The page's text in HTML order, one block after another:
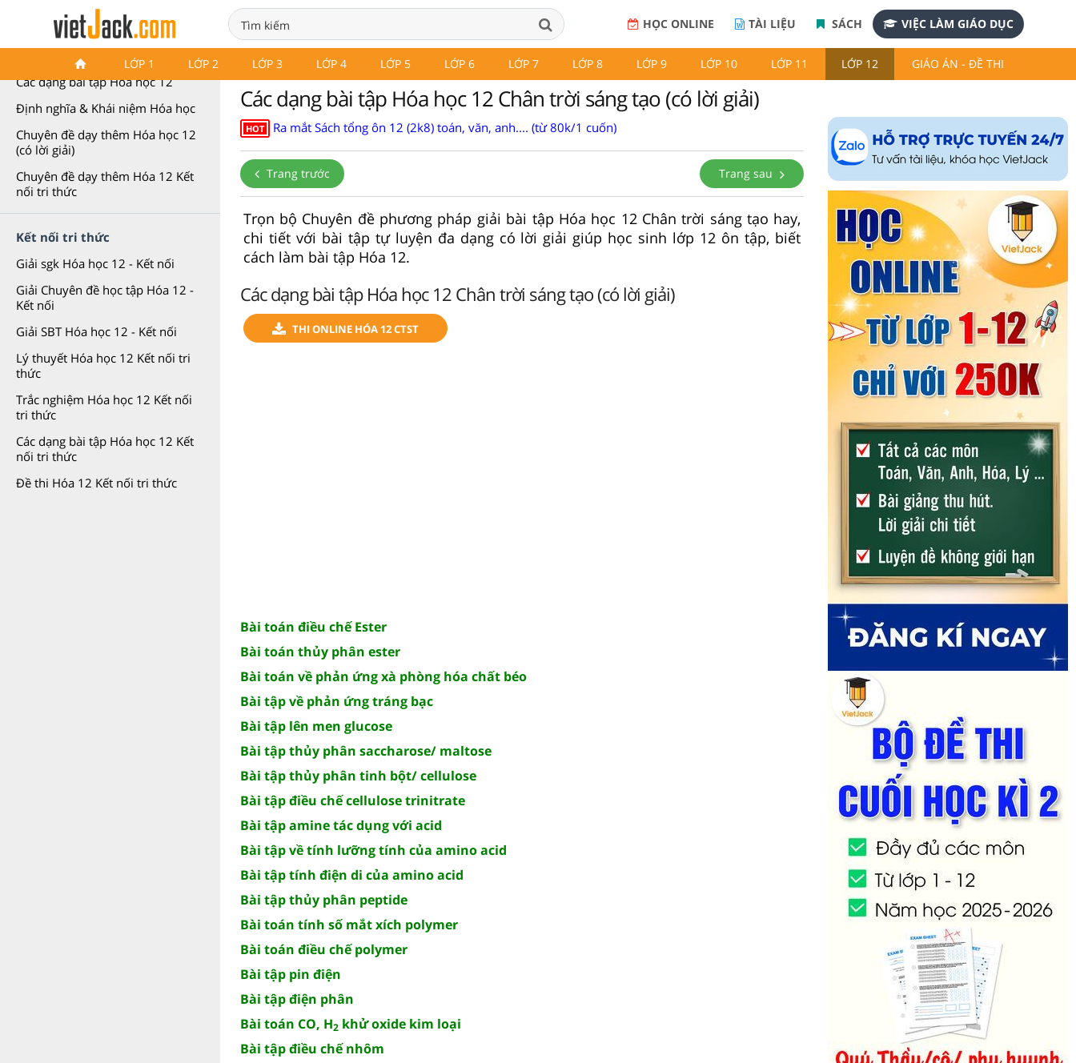
HỌC ONLINE TÀI LIỆU SÁCH VIỆC LÀM GIÁO DỤC
LỚP 1 LỚP 2 LỚP 3 LỚP 4 LỚP 5 LỚP 6 LỚP 7 LỚP 8 LỚP 9 LỚP 10 LỚP 11 LỚP 12 GIÁO ÁN - ĐỀ THI
Chuyên đề Hóa học 12
Các dạng bài tập Hóa học 12
Định nghĩa & Khái niệm Hóa học
Chuyên đề dạy thêm Hóa học 12
(có lời giải)
Chuyên đề dạy thêm Hóa 12 Kết
nối tri thức
Kết nối tri thức
Giải sgk Hóa học 12 - Kết nối
Giải Chuyên đề học tập Hóa 12 -
Kết nối
Giải SBT Hóa học 12 - Kết nối
Lý thuyết Hóa học 12 Kết nối tri
thức
Trắc nghiệm Hóa học 12 Kết nối
tri thức
Các dạng bài tập Hóa học 12 Kết
nối tri thức
Đề thi Hóa 12 Kết nối tri thức
Các dạng bài tập Hóa học 12 Chân trời sáng tạo (có lời giải)
HOT Ra mắt Sách tổng ôn 12 (2k8) toán, văn, anh.... (từ 80k/1 cuốn)
Trang trước Trang sau
Trọn bộ Chuyên đề phương pháp giải bài tập Hóa học 12 Chân trời sáng tạo hay,
chi tiết với bài tập tự luyện đa dạng có lời giải giúp học sinh lớp 12 ôn tập, biết
cách làm bài tập Hóa 12.
Các dạng bài tập Hóa học 12 Chân trời sáng tạo (có lời giải)
THI ONLINE HÓA 12 CTST
Bài toán điều chế Ester
Bài toán thủy phân ester
Bài toán về phản ứng xà phòng hóa chất béo
Bài tập về phản ứng tráng bạc
Bài tập lên men glucose
Bài tập thủy phân saccharose/ maltose
Bài tập thủy phân tinh bột/ cellulose
Bài tập điều chế cellulose trinitrate
Bài tập amine tác dụng với acid
Bài tập về tính lưỡng tính của amino acid
Bài tập tính điện di của amino acid
Bài tập thủy phân peptide
Bài toán tính số mắt xích polymer
Bài toán điều chế polymer
Bài tập pin điện
Bài tập điện phân
Bài toán CO, H2 khử oxide kim loại
Bài tập điều chế nhôm